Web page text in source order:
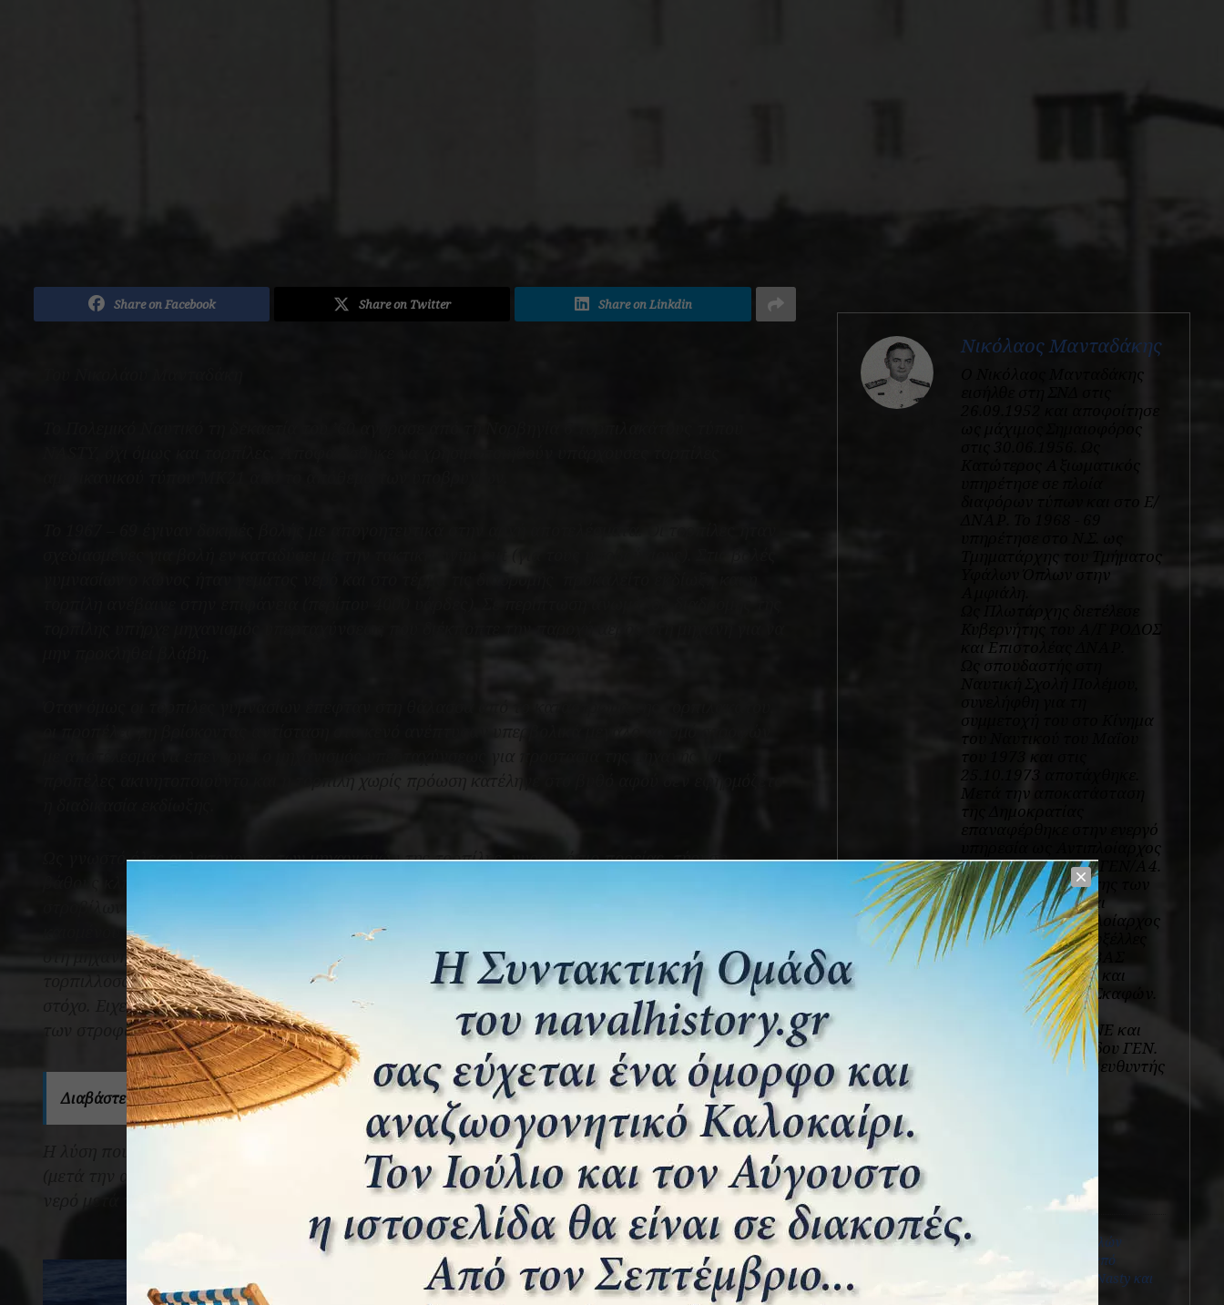
Share on Facebook Share on Twitter Share on Linkdin
Ως γνωστό όλες οι λειτουργίες των μηχανισμών της τορπίλης, γυροσκόπιο πορείας, τήρηση
καιομένου οινοπνεύματος. Το ζήτημα ήταν ο πεπιεσμένος αέρας από το αεροφυλάκιο να φθάσει
στη μηχανή για εκκίνηση με μια μικρή καθυστέρηση ώστε η τορπίλλη μετά την έξοδο από τον
τορπιλλοσωλήνα να πέσει νεκρή στο νερό, να εκινήσει και να συνεχίσει την πορεία της προς το
στόχο. Ειχε παρατηρηθεί ότι στα δυο τρία δευτερόλεπτα από την εκκίνηση της μηχανής η αύξηση
των στροφών δεν ήταν ικανή να προκαλέσει βλάβη στη μηχανή.
Διαβάστε επίσης: Ο Περικλής Αργυρόπουλος και η ελληνική θωρηκτή ισχύς.
Η λύση που προκρίθηκε ήταν να επιβραδυνθεί η έναρξη λειτουργίας του μηχανισμού προώσεως
(μετά την ανατροπή του κορακωτού μοχλού) για όσο χρόνο χρειάζονταν η τορπίλη να μπεί στο
νερό μετά την έξοδο από τον τορπιλοσωλήνα.
Νικόλαος Μανταδάκης
Ο Νικόλαος Μανταδάκης
26.09.1952 και αποφοίτησε
ως μάχιμος Σημαιοφόρος
διαφόρων τύπων και στο Ε/
Τμηματάρχης του Τμήματος
Υφάλων Όπλων στην
Κυβερνήτης του Α/Γ ΡΟΔΟΣ
και Επιστολέας ΔΝΑΡ.
Ως σπουδαστής στη
συμμετοχή του στο Κίνημα
του Ναυτικού του Μαΐου
του 1973 και στις
25.10.1973 αποτάχθηκε.
Μετά την αποκατάσταση
της Δημοκρατίας
επαναφέρθηκε στην ενεργό
υπηρεσία ως Αντιπλοίαρχος
και υπηρέτησε στο ΓΕΝ/Α4.
Διετέλεσε Κυβερνήτης των
Α/Τ ΝΑΥΑΡΙΝΟ και
ΣΑΧΤΟΥΡΗΣ. Ως Πλοίαρχος
υπηρέτησε στις Βρυξέλλες
Βοηθός του ΣΑ/ΣΕΒΑΣ
(ΝΑΤΟ) 1979-1982 και
Διοικητής Ταχέων Σκαφών.
Ως Αρχιπλοίαρχος
Αρχιεπιστολέας ΔΝΕ και
Διευθυντής Α’ Κλάδου ΓΕΝ.
Ως Υποναύαρχος Διευθυντής
Πρόσφατα άρθρα
Προσαρμογή τορπιλών
υποβρυχίων για βολή από
τορπιλακάτους τύπου Νasty και